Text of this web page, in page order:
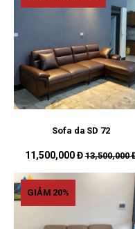
Sofa da SD 72
11,500,000 Đ 13,500,000
GIẢM 20%